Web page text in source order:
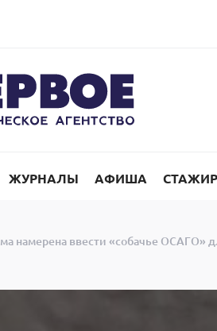
ЖУРНАЛЫ АФИША
намерена ввести «собачье ОСАГО»